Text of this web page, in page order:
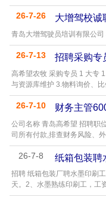
26-7-26 大增驾校诚
青岛大增驾驶员培训有限公
26-7-13 招聘采购专
高希望农牧 采购专员 1 大专
与资源库维护 3.物料询价、
26-7-10 财务主管
公司名称 青岛高希望 招聘职
司所有付款,排查财务风险、
26-7-8 纸箱包装聘
招聘 纸箱包装厂聘水墨印刷
天。2、水墨熟练印刷工，工